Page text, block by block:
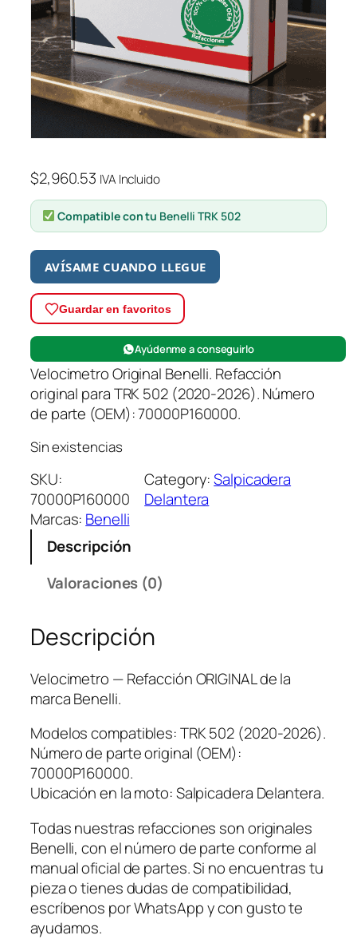
$2,960.53 IVA Incluido
Compatible con tu Benelli TRK 502
AVÍSAME CUANDO LLEGUE
Guardar en favoritos
Ayúdenme a conseguirlo
Velocimetro Original Benelli. Refacción
original para TRK 502 (2020-2026). Número
de parte (OEM): 70000P160000.
Sin existencias
SKU:
70000P160000
Category:Salpicadera
Delantera
Marcas: Benelli
Descripción
Valoraciones (0)
Descripción
Velocimetro — Refacción ORIGINAL de la
marca Benelli.
Modelos compatibles: TRK 502 (2020-2026).
Número de parte original (OEM):
70000P160000.
Ubicación en la moto: Salpicadera Delantera.
Todas nuestras refacciones son originales
Benelli, con el número de parte conforme al
manual oficial de partes. Si no encuentras tu
pieza o tienes dudas de compatibilidad,
escríbenos por WhatsApp y con gusto te
ayudamos.